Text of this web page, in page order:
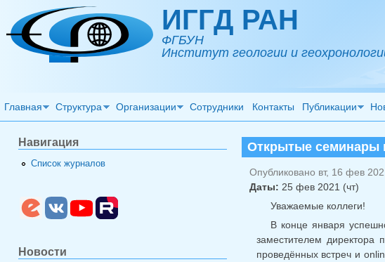
Перейти к основному содержанию ИГГД РАН
ФГБУН
Институт геологии и
Главная Структура Организации Сотрудники Контакты Публикации
Открытые семинары
Опубликовано вт, 16 фев
Даты: 25 фев 2021 (чт)
Уважаемые коллеги!
В конце января
заместителем
проведённых встреч и
Навигация
Список журналов
Новости